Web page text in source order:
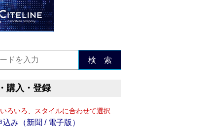
検 索
購入・登録
ろいろ、スタイルに合わせて選択
込み（新聞 / 電子版）